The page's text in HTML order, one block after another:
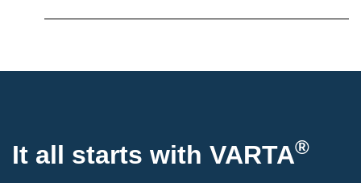
It all starts with VARTA®